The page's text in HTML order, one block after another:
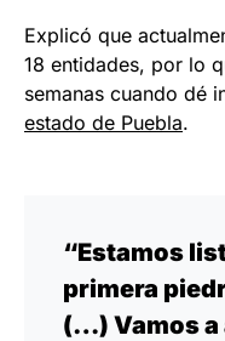
Explicó que
18 entidades, por lo
semanas cuando dé
estado de Puebla.
“Estamos
primera
(…) Vamos a